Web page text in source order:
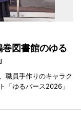
図書館のゆる
職員手作りのキャラク
「ゆるバース2026」